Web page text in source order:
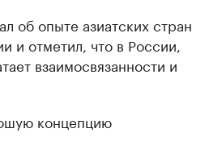
об опыте азиатских стран
и отметил, что в России,
взаимосвязанности и
концепцию